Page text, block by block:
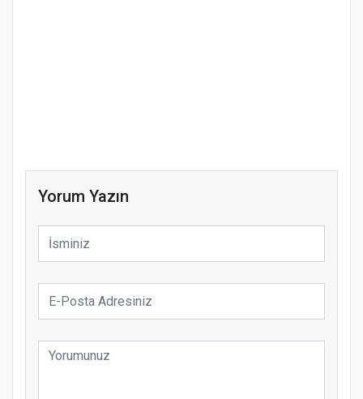
Yorum Yazın